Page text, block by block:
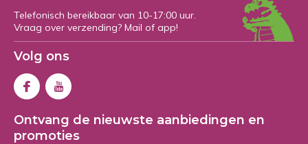
Telefonisch bereikbaar van 10-17:00 uur.
Vraag over verzending? Mail of app!
Volg ons
Ontvang de nieuwste aanbiedingen en
promoties